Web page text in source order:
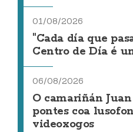
01/08/2026
"Cada día que
Centro de Día é
06/08/2026
O camariñán
pontes coa
videoxogos